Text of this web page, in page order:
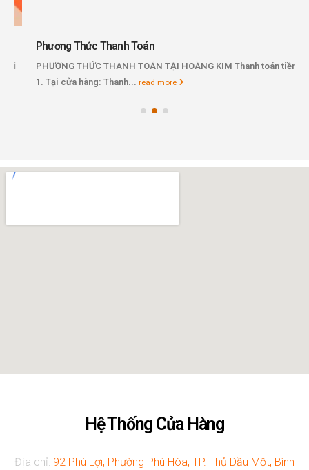
Phương Thức Thanh Toán
PHƯƠNG THỨC THANH TOÁN TẠI HOÀNG KIM Thanh toán tiền mặt:
1. Tại cửa hàng: Thanh...read more
Hệ Thống Cửa Hàng
Địa chỉ: 92 Phú Lợi, Phường Phú Hòa, TP. Thủ Dầu Một, Bình